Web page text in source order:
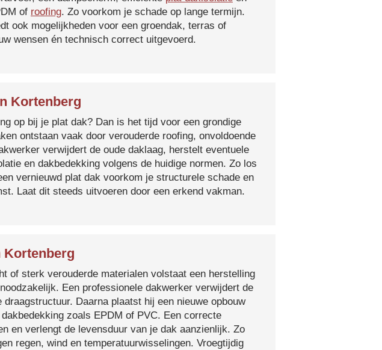
of roofing. Zo voorkom je schade op lange termijn.
ook mogelijkheden voor een groendak, terras of
wensen én technisch correct uitgevoerd.
Kortenberg
op bij je plat dak? Dan is het tijd voor een grondige
ontstaan vaak door verouderde roofing, onvoldoende
verwijdert de oude daklaag, herstelt eventuele
en dakbedekking volgens de huidige normen. Zo los
vernieuwd plat dak voorkom je structurele schade en
Laat dit steeds uitvoeren door een erkend vakman.
Kortenberg
of sterk verouderde materialen volstaat een herstelling
Een professionele dakwerker verwijdert de
Daarna plaatst hij een nieuwe opbouw
zoals EPDM of PVC. Een correcte
en verlengt de levensduur van je dak aanzienlijk. Zo
regen, wind en temperatuurwisselingen. Vroegtijdig